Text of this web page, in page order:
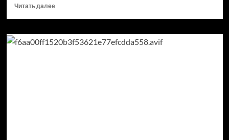
Читать далееПрочитать
Кандидат
в президенты